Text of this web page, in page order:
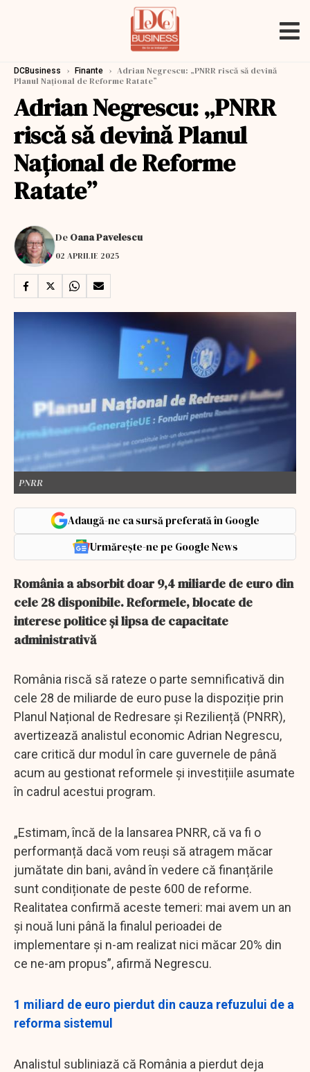
DCBusiness › Finante › Adrian Negrescu: „PNRR riscă să devină
Planul Național de Reforme Ratate”
Adrian Negrescu: „PNRR
riscă să devină Planul
Național de Reforme
Ratate”
De Oana Pavelescu
02 APRILIE 2025
PNRR
Adaugă-ne ca sursă preferată în Google
Urmărește-ne pe Google News
România a absorbit doar 9,4 miliarde de euro din
cele 28 disponibile. Reformele, blocate de
interese politice și lipsa de capacitate
administrativă
România riscă să rateze o parte semnificativă din
cele 28 de miliarde de euro puse la dispoziție prin
Planul Național de Redresare și Reziliență (PNRR),
avertizează analistul economic Adrian Negrescu,
care critică dur modul în care guvernele de până
acum au gestionat reformele și investițiile asumate
în cadrul acestui program.
„Estimam, încă de la lansarea PNRR, că va fi o
performanță dacă vom reuși să atragem măcar
jumătate din bani, având în vedere că finanțările
sunt condiționate de peste 600 de reforme.
Realitatea confirmă aceste temeri: mai avem un an
și nouă luni până la finalul perioadei de
implementare și n-am realizat nici măcar 20% din
ce ne-am propus”, afirmă Negrescu.
1 miliard de euro pierdut din cauza refuzului de a
reforma sistemul
Analistul subliniază că România a pierdut deja